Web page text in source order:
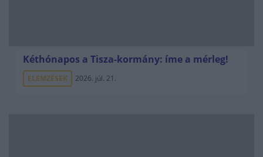
Kéthónapos a Tisza-kormány: íme a mérleg!
ELEMZÉSEK 2026. júl. 21.